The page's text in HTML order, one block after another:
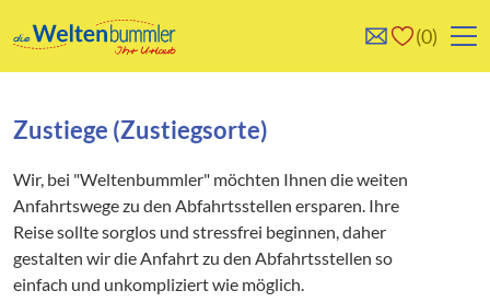
0
Merkliste
Zustiege (Zustiegsorte)
Wir, bei "Weltenbummler" möchten Ihnen die weiten
Anfahrtswege zu den Abfahrtsstellen ersparen. Ihre
Reise sollte sorglos und stressfrei beginnen, daher
gestalten wir die Anfahrt zu den Abfahrtsstellen so
einfach und unkompliziert wie möglich.